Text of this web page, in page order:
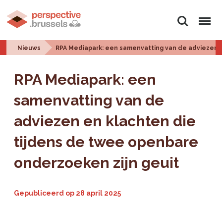
Zoeken Menu
Nieuws RPA Mediapark: een samenvatting van de
RPA Mediapark: een
samenvatting van de
adviezen en klachten die
tijdens de twee openbare
onderzoeken zijn geuit
Gepubliceerd op 28 april 2025